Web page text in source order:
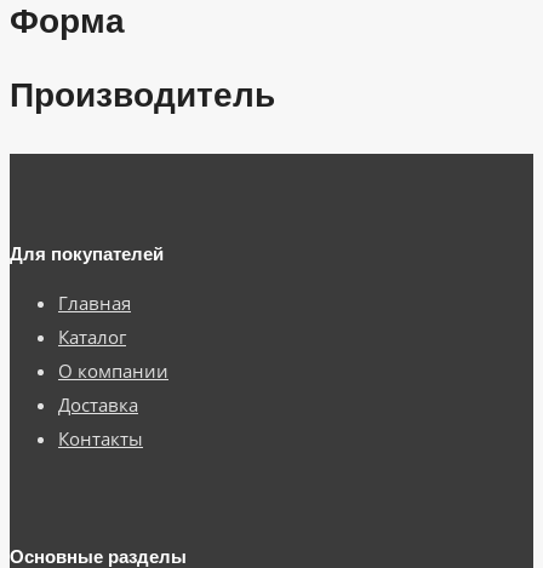
Форма
Производитель
Для покупателей
Главная
Каталог
О компании
Доставка
Контакты
Основные разделы